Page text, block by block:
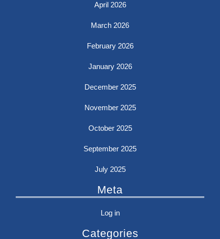
April 2026
March 2026
February 2026
January 2026
December 2025
November 2025
October 2025
September 2025
July 2025
Meta
Log in
Categories